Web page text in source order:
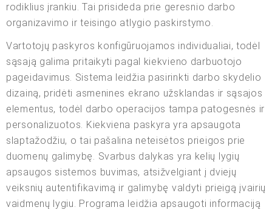
rodiklius įrankiu. Tai prisideda prie geresnio darbo
organizavimo ir teisingo atlygio paskirstymo.
Vartotojų paskyros konfigūruojamos individualiai, todėl
sąsają galima pritaikyti pagal kiekvieno darbuotojo
pageidavimus. Sistema leidžia pasirinkti darbo skydelio
dizainą, pridėti asmenines ekrano užsklandas ir sąsajos
elementus, todėl darbo operacijos tampa patogesnės ir
personalizuotos. Kiekviena paskyra yra apsaugota
slaptažodžiu, o tai pašalina neteisėtos prieigos prie
duomenų galimybę. Svarbus dalykas yra kelių lygių
apsaugos sistemos buvimas, atsižvelgiant į dviejų
veiksnių autentifikavimą ir galimybę valdyti prieigą įvairių
vaidmenų lygiu. Programa leidžia apsaugoti informaciją